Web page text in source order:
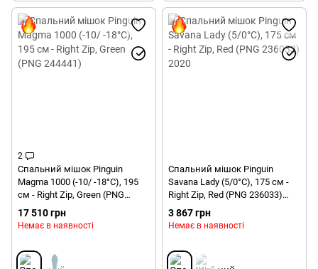
2
Спальний мішок Pinguin
Magma 1000 (-10/ -18°C), 195
см - Right Zip, Green (PNG
244441)
17 510 грн
Немає в наявності
Спальний мішок Pinguin
Savana Lady (5/0°C), 175 см -
Right Zip, Red (PNG 236033)
2020
3 867 грн
Немає в наявності